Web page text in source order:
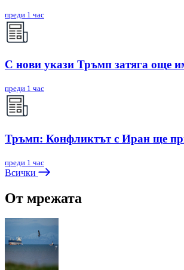
преди 1 час
С нови укази Тръмп затяга още
преди 1 час
Тръмп: Конфликтът с Иран ще
преди 1 час
Всички
От мрежата